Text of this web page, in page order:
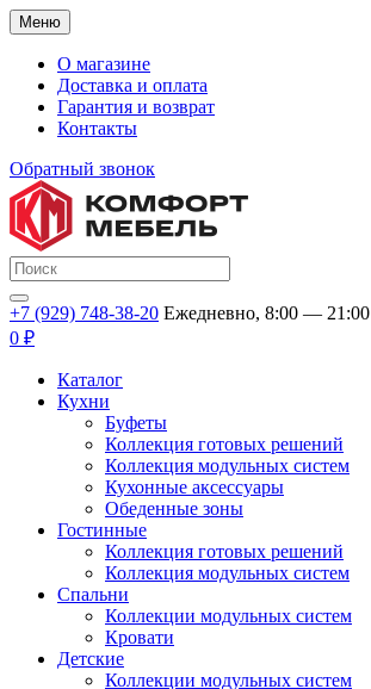
Меню
О магазине
Доставка и оплата
Гарантия и возврат
Контакты
Обратный звонок
+7 (929) 748-38-20 Ежедневно, 8:00 — 21:00
0 ₽
Каталог
Кухни
Буфеты
Коллекция готовых решений
Коллекция модульных систем
Кухонные аксессуары
Обеденные зоны
Гостинные
Коллекция готовых решений
Коллекция модульных систем
Спальни
Коллекции модульных систем
Кровати
Детские
Коллекции модульных систем